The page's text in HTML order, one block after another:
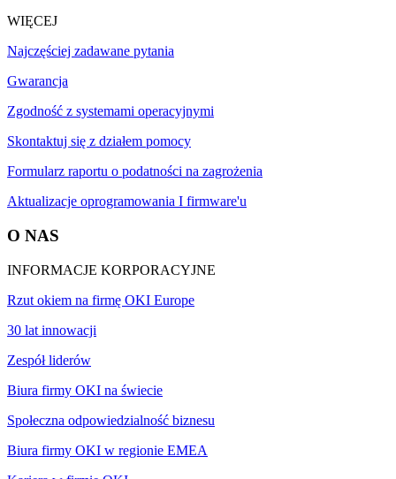
WIĘCEJ
Najczęściej zadawane pytania
Gwarancja
Zgodność z systemami operacyjnymi
Skontaktuj się z działem pomocy
Formularz raportu o podatności na zagrożenia
Aktualizacje oprogramowania I firmware'u
O NAS
INFORMACJE KORPORACYJNE
Rzut okiem na firmę OKI Europe
30 lat innowacji
Zespół liderów
Biura firmy OKI na świecie
Społeczna odpowiedzialność biznesu
Biura firmy OKI w regionie EMEA